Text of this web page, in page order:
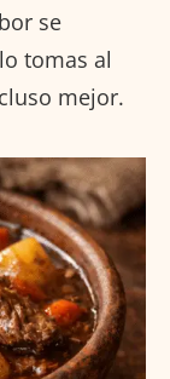
se
tomas al
mejor.